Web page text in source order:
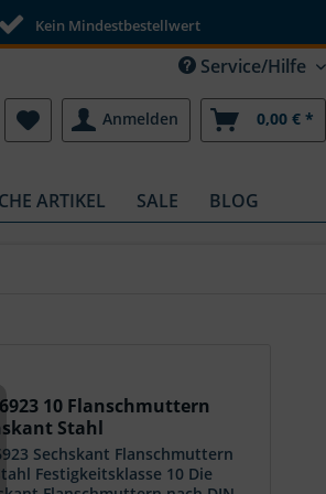
Kein Mindestbestellwert
Service/Hilfe
Anmelden 0,00 € *
ARTIKEL SALE BLOG
10 Flanschmuttern
Stahl
6923 Sechskant Flanschmuttern
Festigkeitsklasse 10 Die